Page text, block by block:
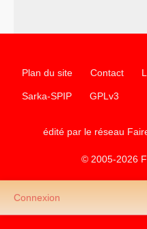
Plan du site Contact
Sarka-SPIP GPLv3
édité par le réseau
© 2005-2026
Connexion